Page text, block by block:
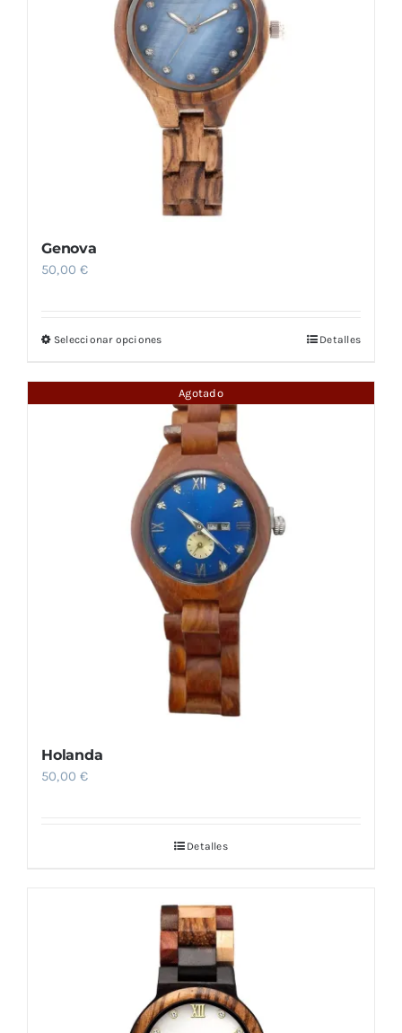
Genova
50,00€
Seleccionar opcionesEste
tiene
múltiples
variantes.
Las
opciones
se
pueden
elegir
en
la
página
de
producto
Detalles
Agotado
Holanda
50,00€
Detalles